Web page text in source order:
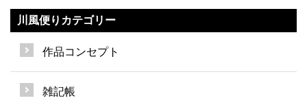
川風便りカテゴリー
作品コンセプト
雑記帳